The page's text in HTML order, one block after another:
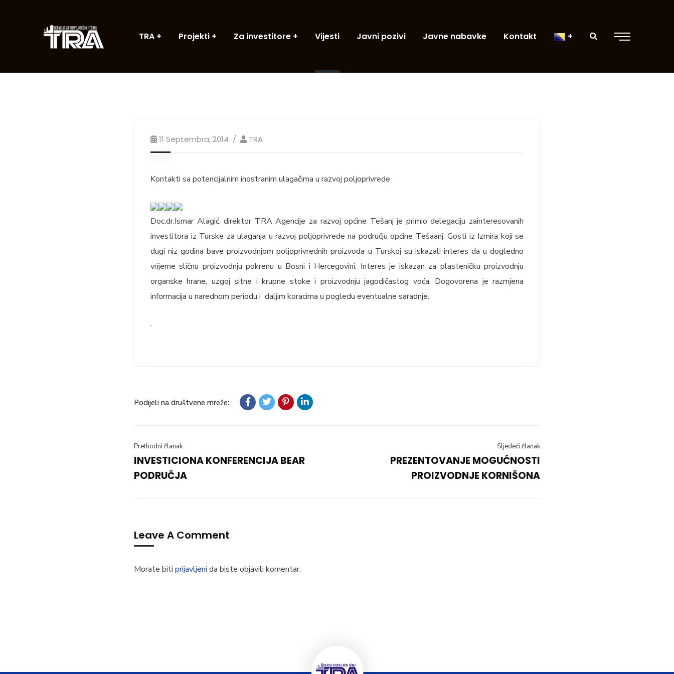
TRA Projekti Za investitore Vijesti Javni pozivi Javne nabavke Kontakt
11 Septembra, 2014 TRA
Kontakti sa potencijalnim inostranim ulagačima u razvoj poljoprivrede
Doc.dr.Ismar Alagić, direktor TRA Agencije za razvoj općine Tešanj je primio delegaciju zainteresovanih
investitora iz Turske za ulaganja u razvoj poljoprivrede na području općine Tešaanj. Gosti iz Izmira koji se
dugi niz godina bave proizvodnjom poljoprivrednih proizvoda u Turskoj su iskazali interes da u dogledno
vrijeme sličnu proizvodnju pokrenu u Bosni i Hercegovini. Interes je iskazan za plasteničku proizvodnju
organske hrane, uzgoj sitne i krupne stoke i proizvodnju jagodičastog voća. Dogovorena je razmjena
informacija u narednom periodu i daljim koracima u pogledu eventualne saradnje.
.
Podijeli na društvene mreže:
Prethodni članak
INVESTICIONA KONFERENCIJA BEAR
PODRUČJA
Sljedeći članak
PREZENTOVANJE MOGUĆNOSTI
PROIZVODNJE KORNIŠONA
Leave A Comment
Morate biti prijavljeni da biste objavili komentar.